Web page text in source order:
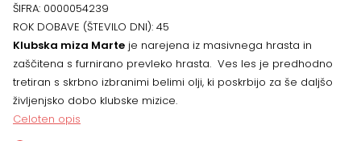
ŠIFRA: 0000054239
ROK DOBAVE (ŠTEVILO DNI): 45
Klubska miza Marte je narejena iz masivnega hrasta in
zaščitena s furnirano prevleko hrasta. Ves les je predhodno
tretiran s skrbno izbranimi belimi olji, ki poskrbijo za še daljšo
življenjsko dobo klubske mizice.
Celoten opis